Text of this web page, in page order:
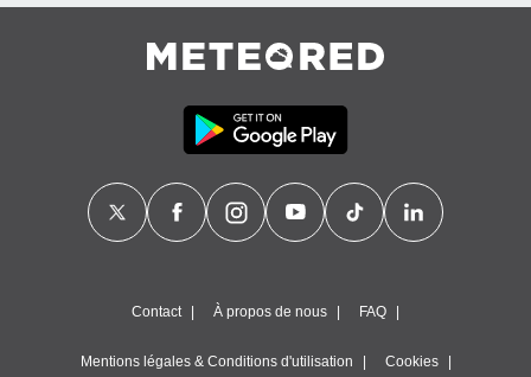
Contact À propos de nous FAQ
Mentions légales & Conditions d'utilisation Cookies